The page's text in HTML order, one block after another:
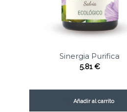
Sinergia Purifica
5.81€
Añadir al carrito